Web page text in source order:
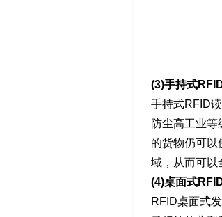
(3)手持式
手持式RFID
防尘高工业
的货物仍可以
域，从而可以
(4)桌面式
RFID桌面式